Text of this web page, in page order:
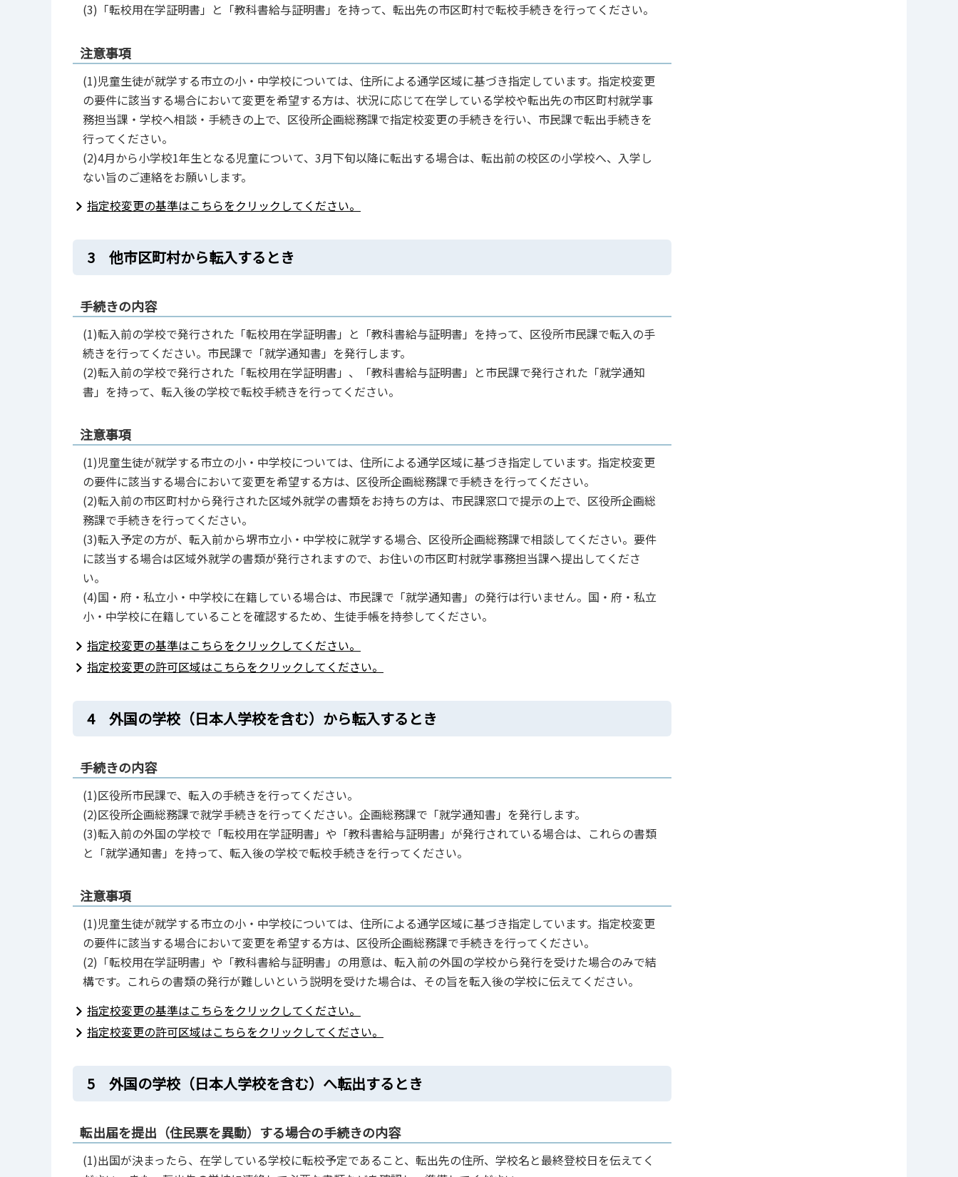
(3)「転校用在学証明書」と「教科書給与証明書」を持って、転出先の市区町村で転校手続きを行ってください。
注意事項
(1)児童生徒が就学する市立の小・中学校については、住所による通学区域に基づき指定しています。指定校変更
の要件に該当する場合において変更を希望する方は、状況に応じて在学している学校や転出先の市区町村就学事
務担当課・学校へ相談・手続きの上で、区役所企画総務課で指定校変更の手続きを行い、市民課で転出手続きを
行ってください。
(2)4月から小学校1年生となる児童について、3月下旬以降に転出する場合は、転出前の校区の小学校へ、入学し
ない旨のご連絡をお願いします。
指定校変更の基準はこちらをクリックしてください。
3 他市区町村から転入するとき
手続きの内容
(1)転入前の学校で発行された「転校用在学証明書」と「教科書給与証明書」を持って、区役所市民課で転入の手
続きを行ってください。市民課で「就学通知書」を発行します。
(2)転入前の学校で発行された「転校用在学証明書」、「教科書給与証明書」と市民課で発行された「就学通知
書」を持って、転入後の学校で転校手続きを行ってください。
注意事項
(1)児童生徒が就学する市立の小・中学校については、住所による通学区域に基づき指定しています。指定校変更
の要件に該当する場合において変更を希望する方は、区役所企画総務課で手続きを行ってください。
(2)転入前の市区町村から発行された区域外就学の書類をお持ちの方は、市民課窓口で提示の上で、区役所企画総
務課で手続きを行ってください。
(3)転入予定の方が、転入前から堺市立小・中学校に就学する場合、区役所企画総務課で相談してください。要件
に該当する場合は区域外就学の書類が発行されますので、お住いの市区町村就学事務担当課へ提出してくださ
い。
(4)国・府・私立小・中学校に在籍している場合は、市民課で「就学通知書」の発行は行いません。国・府・私立
小・中学校に在籍していることを確認するため、生徒手帳を持参してください。
指定校変更の基準はこちらをクリックしてください。
指定校変更の許可区域はこちらをクリックしてください。
4 外国の学校（日本人学校を含む）から転入するとき
手続きの内容
(1)区役所市民課で、転入の手続きを行ってください。
(2)区役所企画総務課で就学手続きを行ってください。企画総務課で「就学通知書」を発行します。
(3)転入前の外国の学校で「転校用在学証明書」や「教科書給与証明書」が発行されている場合は、これらの書類
と「就学通知書」を持って、転入後の学校で転校手続きを行ってください。
注意事項
(1)児童生徒が就学する市立の小・中学校については、住所による通学区域に基づき指定しています。指定校変更
の要件に該当する場合において変更を希望する方は、区役所企画総務課で手続きを行ってください。
(2)「転校用在学証明書」や「教科書給与証明書」の用意は、転入前の外国の学校から発行を受けた場合のみで結
構です。これらの書類の発行が難しいという説明を受けた場合は、その旨を転入後の学校に伝えてください。
指定校変更の基準はこちらをクリックしてください。
指定校変更の許可区域はこちらをクリックしてください。
5 外国の学校（日本人学校を含む）へ転出するとき
転出届を提出（住民票を異動）する場合の手続きの内容
(1)出国が決まったら、在学している学校に転校予定であること、転出先の住所、学校名と最終登校日を伝えてく